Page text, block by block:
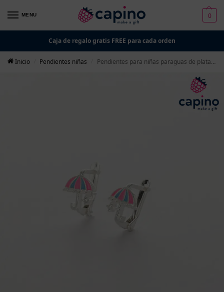
MENU 0
Caja de regalo gratis FREE para cada orden
Inicio Pendientes niñas Pendientes para niñas paraguas de plata Molly